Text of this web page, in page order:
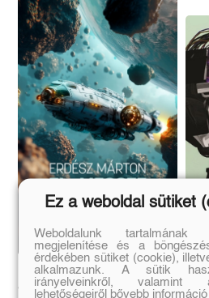
El, messze és még
tovább
Ez a weboldal sütiket
Weboldalunk tartalmának
megjelenítése és a
érdekében sütiket (cookie),
alkalmazunk. A sütik
irányelveinkről, valamint
lehetőségeiről bővebb információ